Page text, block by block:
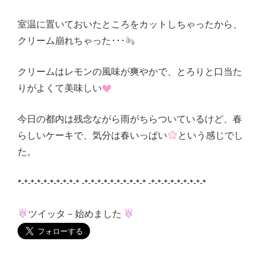
室温に置いておいたところをカットしちゃったから、
クリーム崩れちゃった･･･
クリームはレモンの風味が爽やかで、とろりと口当た
りがよくて美味しい
今日の都内は残念ながら雨がちらついているけど、春
らしいケーキで、気分は春いっぱい
という感じでし
た。
*-*-*-*-*-*-*-*-*-* -*-*-*-*-*-*-*-*-*-* -*-*-*-*-*-*-*-*-*
ツイッタ－始めました